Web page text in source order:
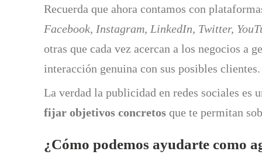
Recuerda que ahora contamos con
Facebook, Instagram, LinkedIn, Twitter,
otras que cada vez acercan a los negocios a
interacción genuina con sus posibles clientes.
La verdad la publicidad en redes sociales es
fijar objetivos concretos que te permitan
¿Cómo podemos ayudarte como